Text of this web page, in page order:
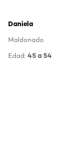
Daniela
Maldonado
Edad: 45 a 54